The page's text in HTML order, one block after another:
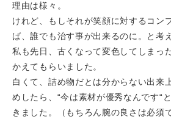
理由は様々。
けれど、もしそれが笑顔に対するコン
ば、誰でも治す事が出来るのに。と考
私も先日、古くなって変色してしまっ
かえてもらいました。
白くて、詰め物だとは分からない出来
めしたら、“今は素材が優秀なんです“
きました。（もちろん腕の良さは必須